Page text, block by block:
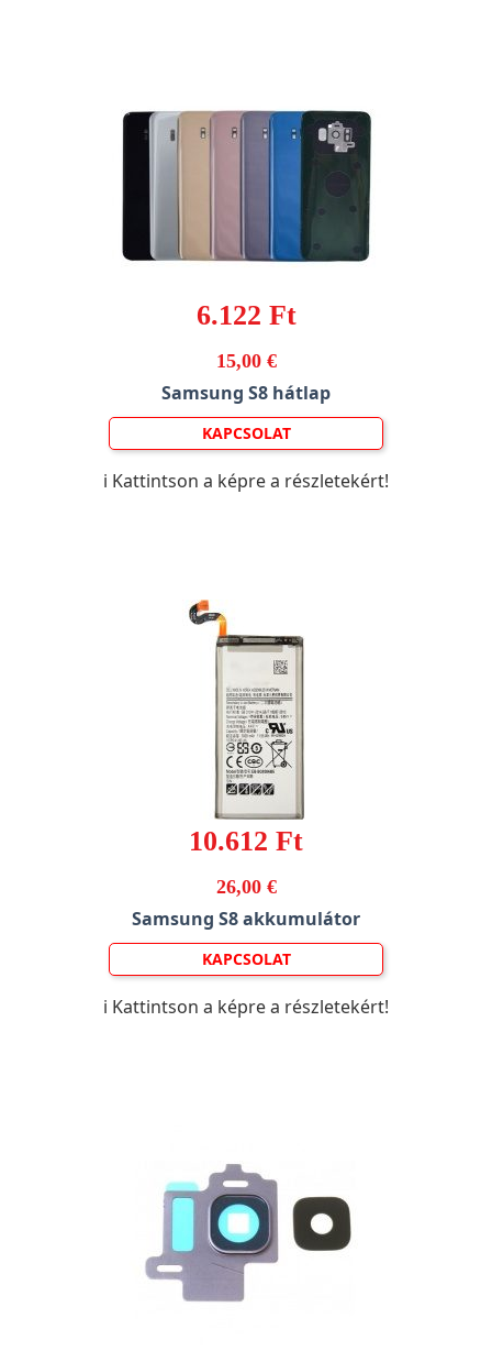
6.122 Ft
15,00 €
Samsung S8 hátlap
KAPCSOLAT
ℹ️ Kattintson a képre a részletekért!
10.612 Ft
26,00 €
Samsung S8 akkumulátor
KAPCSOLAT
ℹ️ Kattintson a képre a részletekért!